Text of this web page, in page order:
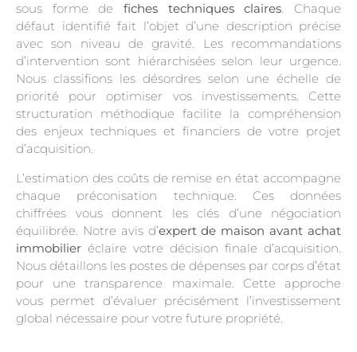
sous forme de fiches techniques claires. Chaque
défaut identifié fait l’objet d’une description précise
avec son niveau de gravité. Les recommandations
d’intervention sont hiérarchisées selon leur urgence.
Nous classifions les désordres selon une échelle de
priorité pour optimiser vos investissements. Cette
structuration méthodique facilite la compréhension
des enjeux techniques et financiers de votre projet
d’acquisition.
L’estimation des coûts de remise en état accompagne
chaque préconisation technique. Ces données
chiffrées vous donnent les clés d’une négociation
équilibrée. Notre avis d’expert de maison avant achat
immobilier éclaire votre décision finale d’acquisition.
Nous détaillons les postes de dépenses par corps d’état
pour une transparence maximale. Cette approche
vous permet d’évaluer précisément l’investissement
global nécessaire pour votre future propriété.